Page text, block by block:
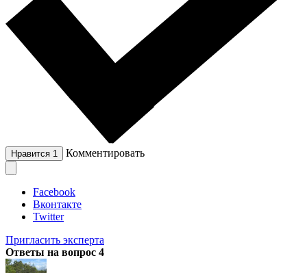
Нравится 1 Комментировать
Facebook
Вконтакте
Twitter
Пригласить эксперта
Ответы на вопрос 4